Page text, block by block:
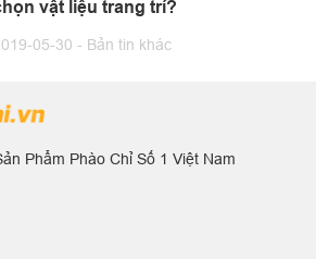
vật liệu trang trí?
05-30 - Bản tin khác
Phẩm Phào Chỉ Số 1 Việt Nam